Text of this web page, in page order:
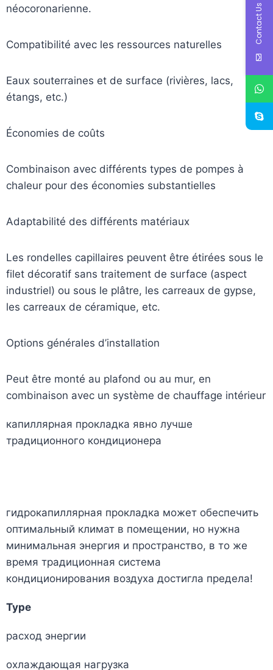
néocoronarienne.
Compatibilité avec les ressources naturelles
Eaux souterraines et de surface (rivières, lacs,
étangs, etc.)
Économies de coûts
Combinaison avec différents types de pompes à
chaleur pour des économies substantielles
Adaptabilité des différents matériaux
Les rondelles capillaires peuvent être étirées sous le
filet décoratif sans traitement de surface (aspect
industriel) ou sous le plâtre, les carreaux de gypse,
les carreaux de céramique, etc.
Options générales d’installation
Peut être monté au plafond ou au mur, en
combinaison avec un système de chauffage intérieur
капиллярная прокладка явно лучше
традиционного кондиционера
гидрокапиллярная прокладка может обеспечить
оптимальный климат в помещении, но нужна
минимальная энергия и пространство, в то же
время традиционная система
кондиционирования воздуха достигла предела!
Type
расход энергии
охлаждающая нагрузка
Contact Us